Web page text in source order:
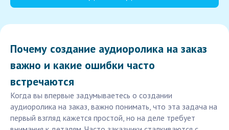
Почему создание аудиоролика на заказ
важно и какие ошибки часто
встречаются
Когда вы впервые задумываетесь о создании
аудиоролика на заказ, важно понимать, что эта задача на
первый взгляд кажется простой, но на деле требует